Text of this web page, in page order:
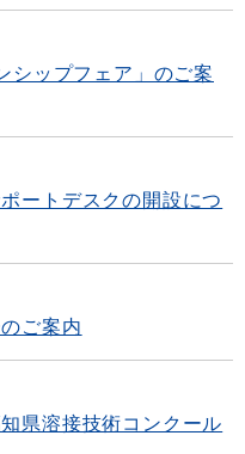
シップフェア」のご案
ートデスクの開設につ
ご案内
県溶接技術コンクール